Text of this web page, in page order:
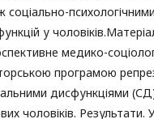
соціально-
у
медико-
програмою
дисфункціями
чоловіків.